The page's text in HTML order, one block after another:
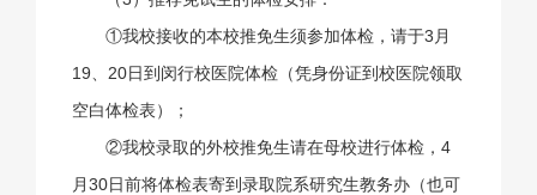
①我校接收的本校推免生须参加体检，请于3月
19、20日到闵行校医院体检（凭身份证到校医院领取
空白体检表）；
②我校录取的外校推免生请在母校进行体检，4
月30日前将体检表寄到录取院系研究生教务办（也可